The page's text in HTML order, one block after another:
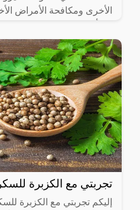
الأخرى ومكافحة الأمراض
تجربتي مع الكزبرة للسكر
إليكم تجربتي مع الكزبرة